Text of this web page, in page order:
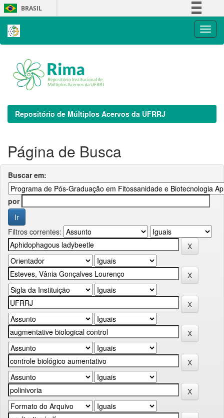
Skip
navigation
BRASIL
Repositório de Múltiplos Acervos da UFRRJ
Página de Busca
Buscar em:
por
Filtros correntes: